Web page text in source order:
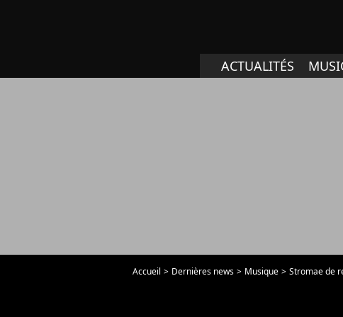
ACTUALITÉS
Accueil Dernières news Musique
Stromae de